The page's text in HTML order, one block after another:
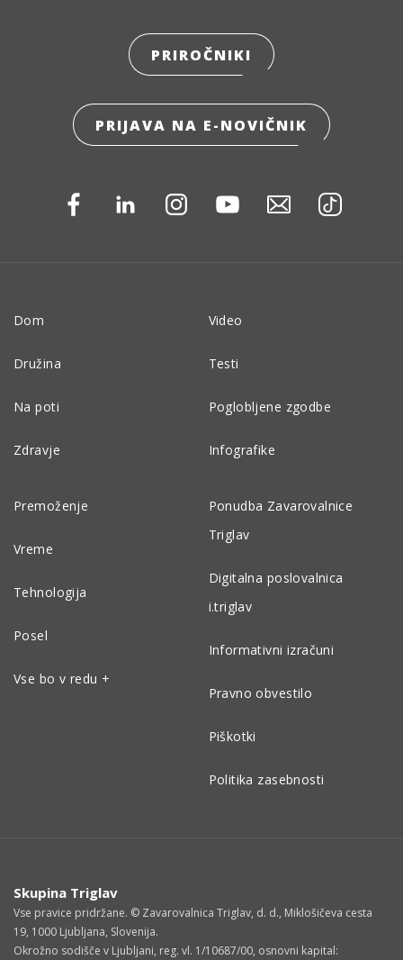
PRIROČNIKI
PRIJAVA NA E-NOVIČNIK
Dom
Družina
Na poti
Zdravje
Premoženje
Vreme
Tehnologija
Posel
Vse bo v redu +
Video
Testi
Poglobljene zgodbe
Infografike
Ponudba Zavarovalnice
Triglav
Digitalna poslovalnica
i.triglav
Informativni izračuni
Pravno obvestilo
Piškotki
Politika zasebnosti
Skupina Triglav
Vse pravice pridržane. © Zavarovalnica Triglav, d. d., Miklošičeva cesta
19, 1000 Ljubljana, Slovenija.
Okrožno sodišče v Ljubljani, reg. vl. 1/10687/00, osnovni kapital: